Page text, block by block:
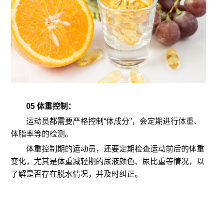
05 体重控制：
运动员都需要严格控制“体成分”，会定期进行体重、
体脂率等的检测。
体重控制期的运动员，还要定期检查运动前后的体重
变化，尤其是体重减轻期的尿液颜色、尿比重等情况，以
了解是否存在脱水情况，并及时纠正。